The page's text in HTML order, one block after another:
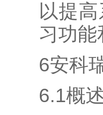
以提
习功
6安科
6.1概